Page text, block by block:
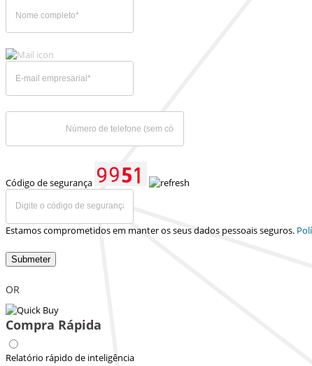
Código de segurança
Estamos comprometidos em manter os seus dados pessoais seguros.
Submeter
OR
Compra Rápida
Relatório rápido de inteligência